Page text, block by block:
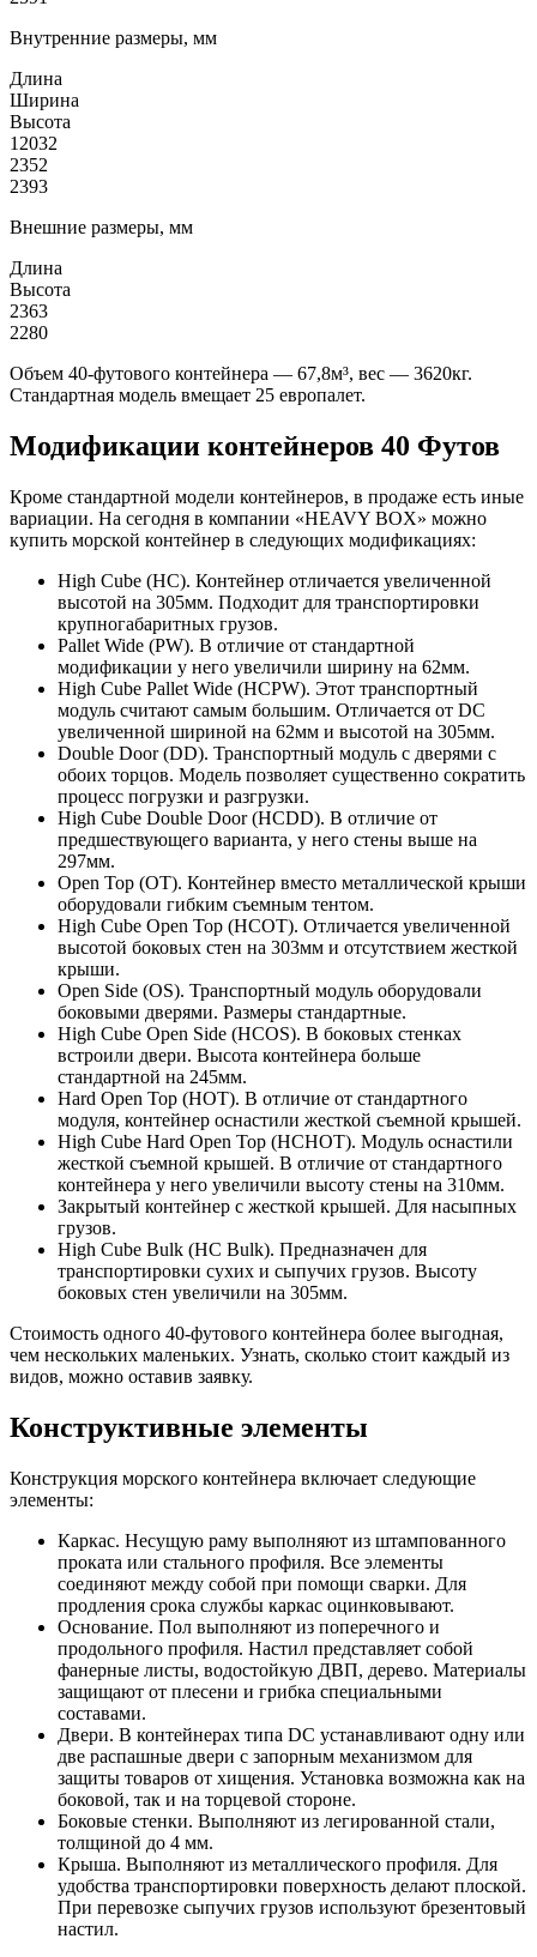
Внутренние размеры, мм
Длина
Ширина
Высота
12032
2352
2393
Внешние размеры, мм
Длина
Высота
2363
2280
Объем 40-футового контейнера — 67,8м³, вес — 3620кг.
Стандартная модель вмещает 25 европалет.
Модификации контейнеров 40 Футов
Кроме стандартной модели контейнеров, в продаже есть иные
вариации. На сегодня в компании «HEAVY BOX» можно
купить морской контейнер в следующих модификациях:
High Cube (HC). Контейнер отличается увеличенной
высотой на 305мм. Подходит для транспортировки
крупногабаритных грузов.
Pallet Wide (PW). В отличие от стандартной
модификации у него увеличили ширину на 62мм.
High Cube Pallet Wide (HCPW). Этот транспортный
модуль считают самым большим. Отличается от DC
увеличенной шириной на 62мм и высотой на 305мм.
Double Door (DD). Транспортный модуль с дверями с
обоих торцов. Модель позволяет существенно сократить
процесс погрузки и разгрузки.
High Cube Double Door (HCDD). В отличие от
предшествующего варианта, у него стены выше на
297мм.
Open Top (OT). Контейнер вместо металлической крыши
оборудовали гибким съемным тентом.
High Cube Open Top (HCOT). Отличается увеличенной
высотой боковых стен на 303мм и отсутствием жесткой
крыши.
Open Side (OS). Транспортный модуль оборудовали
боковыми дверями. Размеры стандартные.
High Cube Open Side (HCOS). В боковых стенках
встроили двери. Высота контейнера больше
стандартной на 245мм.
Hard Open Top (HOT). В отличие от стандартного
модуля, контейнер оснастили жесткой съемной крышей.
High Cube Hard Open Top (HCHOT). Модуль оснастили
жесткой съемной крышей. В отличие от стандартного
контейнера у него увеличили высоту стены на 310мм.
Закрытый контейнер с жесткой крышей. Для насыпных
грузов.
High Cube Bulk (HC Bulk). Предназначен для
транспортировки сухих и сыпучих грузов. Высоту
боковых стен увеличили на 305мм.
Стоимость одного 40-футового контейнера более выгодная,
чем нескольких маленьких. Узнать, сколько стоит каждый из
видов, можно оставив заявку.
Конструктивные элементы
Конструкция морского контейнера включает следующие
элементы:
Каркас. Несущую раму выполняют из штампованного
проката или стального профиля. Все элементы
соединяют между собой при помощи сварки. Для
продления срока службы каркас оцинковывают.
Основание. Пол выполняют из поперечного и
продольного профиля. Настил представляет собой
фанерные листы, водостойкую ДВП, дерево. Материалы
защищают от плесени и грибка специальными
составами.
Двери. В контейнерах типа DC устанавливают одну или
две распашные двери с запорным механизмом для
защиты товаров от хищения. Установка возможна как на
боковой, так и на торцевой стороне.
Боковые стенки. Выполняют из легированной стали,
толщиной до 4 мм.
Крыша. Выполняют из металлического профиля. Для
удобства транспортировки поверхность делают плоской.
При перевозке сыпучих грузов используют брезентовый
настил.